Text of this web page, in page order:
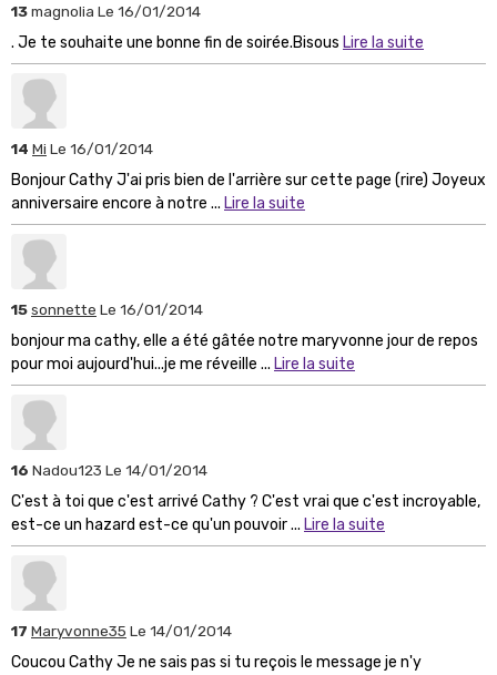
13magnolia Le 16/01/2014
. Je te souhaite une bonne fin de soirée.Bisous Lire la suite
14 Mi Le 16/01/2014
Bonjour Cathy J'ai pris bien de l'arrière sur cette page (rire) Joyeux
anniversaire encore à notre ... Lire la suite
15sonnette Le 16/01/2014
bonjour ma cathy, elle a été gâtée notre maryvonne jour de repos
pour moi aujourd'hui...je me réveille ... Lire la suite
16 Nadou123 Le 14/01/2014
C'est à toi que c'est arrivé Cathy ? C'est vrai que c'est incroyable,
est-ce un hazard est-ce qu'un pouvoir ... Lire la suite
17 Maryvonne35 Le 14/01/2014
Coucou Cathy Je ne sais pas si tu reçois le message je n'y